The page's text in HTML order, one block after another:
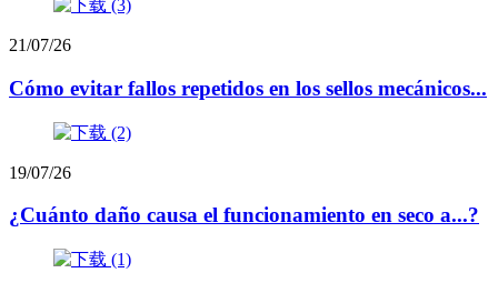
21/07/26
Cómo evitar fallos repetidos en los sellos mecánicos...
19/07/26
¿Cuánto daño causa el funcionamiento en seco a...?